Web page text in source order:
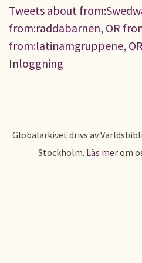
Tweets about
from:raddabarnen, OR
from:latinamgruppene,
Inloggning
Globalarkivet drivs av
Stockholm. Läs merom